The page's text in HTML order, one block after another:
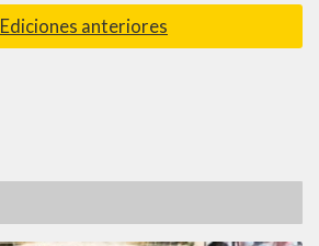
Ediciones anteriores